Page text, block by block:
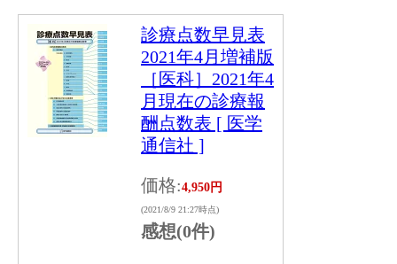
診療点数早見表
2021年4月増補版
［医科］2021年4
月現在の診療報
酬点数表 [ 医学
通信社 ]
価格:4,950円
(2021/8/9 21:27時点)
感想(0件)